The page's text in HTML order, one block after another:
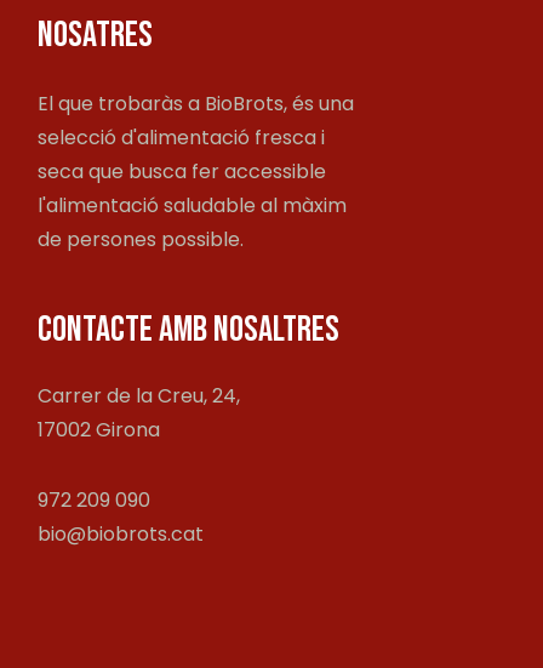
NOSATRES
El que trobaràs a BioBrots, és una
selecció d'alimentació fresca i
seca que busca fer accessible
l'alimentació saludable al màxim
de persones possible.
CONTACTE AMB NOSALTRES
Carrer de la Creu, 24,
17002 Girona
972 209 090
bio@biobrots.cat